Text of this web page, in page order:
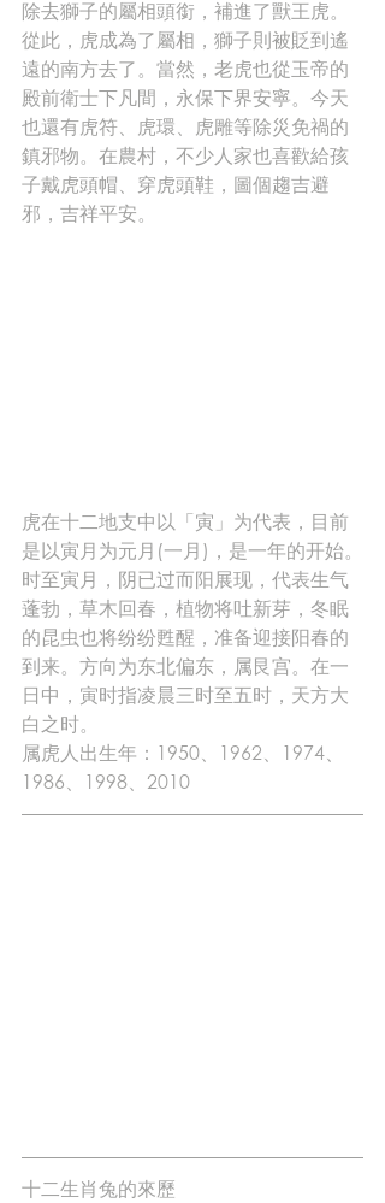
除去獅子的屬相頭銜，補進了獸王虎。
從此，虎成為了屬相，獅子則被貶到遙
遠的南方去了。當然，老虎也從玉帝的
殿前衛士下凡間，永保下界安寧。今天
也還有虎符、虎環、虎雕等除災免禍的
鎮邪物。在農村，不少人家也喜歡給孩
子戴虎頭帽、穿虎頭鞋，圖個趨吉避
邪，吉祥平安。
虎在十二地支中以「寅」为代表，目前
是以寅月为元月(一月)，是一年的开始。
时至寅月，阴已过而阳展现，代表生气
蓬勃，草木回春，植物将吐新芽，冬眠
的昆虫也将纷纷甦醒，准备迎接阳春的
到来。方向为东北偏东，属艮宫。在一
日中，寅时指凌晨三时至五时，天方大
白之时。
属虎人出生年：1950、1962、1974、
1986、1998、2010
十二生肖兔的來歷